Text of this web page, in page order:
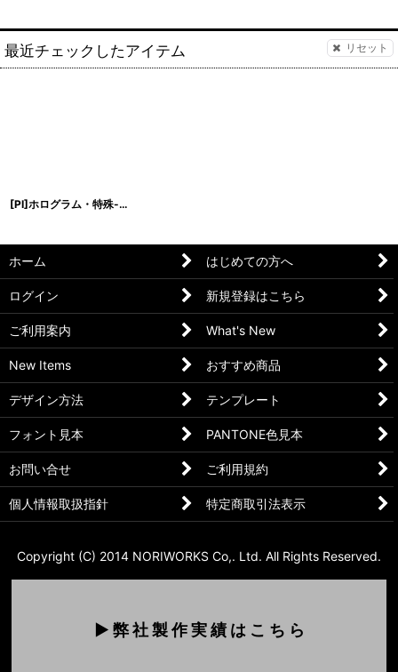
最近チェックしたアイテム リセット
[PI]ホログラム・特殊-E
ホーム はじめての方へ
ログイン 新規登録はこちら
ご利用案内 What's New
New Items おすすめ商品
デザイン方法 テンプレート
フォント見本 PANTONE色見本
お問い合せ ご利用規約
個人情報取扱指針 特定商取引法表示
Copyright (C) 2014 NORIWORKS Co,. Ltd. All Rights Reserved.
▶ 弊 社 製 作 実 績 は こ ち ら